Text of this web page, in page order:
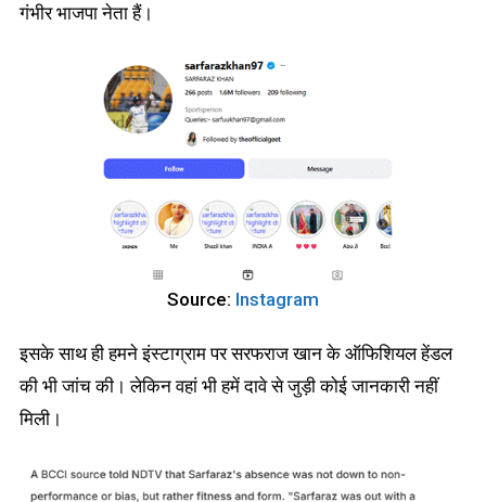
गंभीर भाजपा नेता हैं।
Source: Instagram
इसके साथ ही हमने इंस्टाग्राम पर सरफराज खान के ऑफिशियल हेंडल
की भी जांच की। लेकिन वहां भी हमें दावे से जुड़ी कोई जानकारी नहीं
मिली।